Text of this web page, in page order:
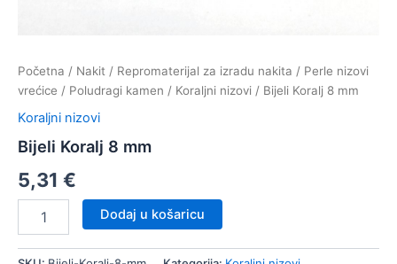
Početna / Nakit / Repromaterijal za izradu nakita / Perle nizovi
vrećice / Poludragi kamen / Koraljni nizovi / Bijeli Koralj 8 mm
Koraljni nizovi
Bijeli Koralj 8 mm
5,31 €
Koralj
mm
Dodaj u košaricu